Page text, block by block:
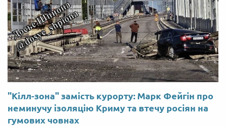
"Кілл-зона" замість курорту: Марк Фейгін про
неминучу ізоляцію Криму та втечу росіян на
гумових човнах